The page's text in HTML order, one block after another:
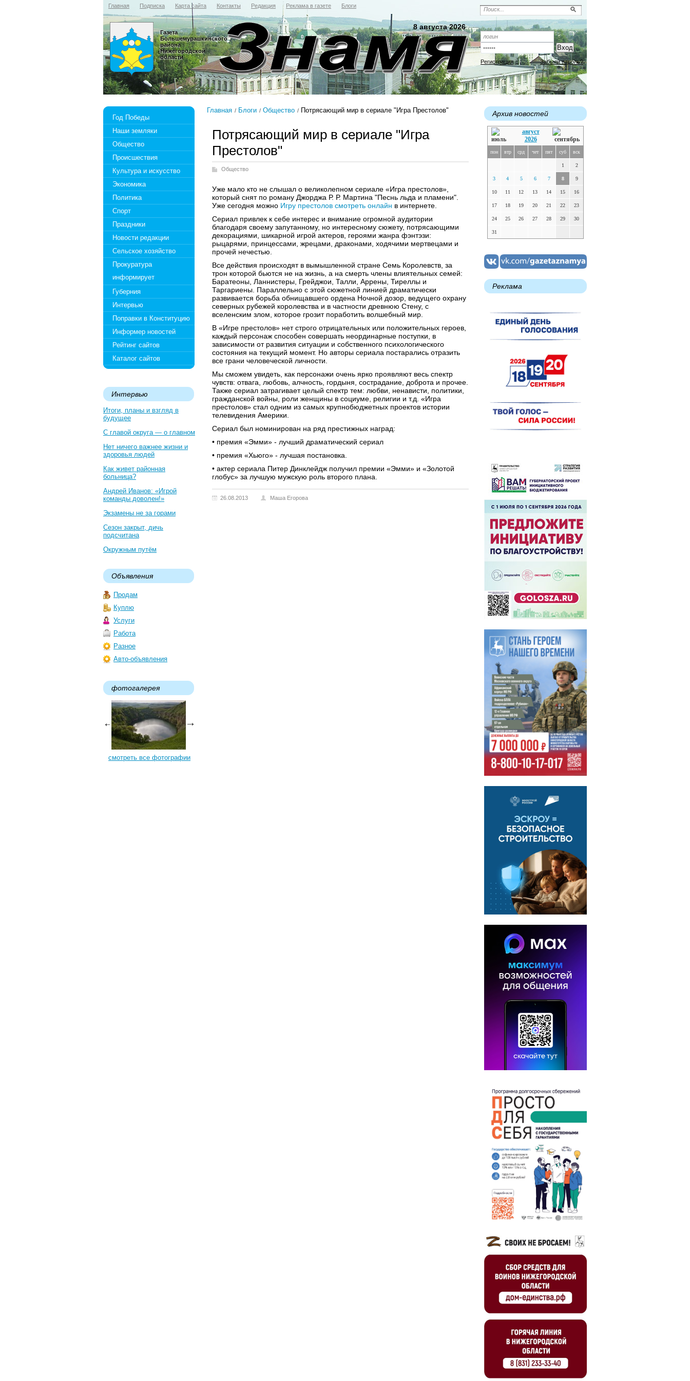
Главная Подписка Карта сайта Контакты Редакция Реклама в газете Блоги
Регистрация Забыли пароль?
8 августа 2026
Газета
Большемурашкинского
района
Нижегородской
области
Год Победы
Наши земляки
Общество
Происшествия
Культура и искусство
Экономика
Политика
Спорт
Праздники
Новости редакции
Сельское хозяйство
Прокуратура
информирует
Губерния
Интервью
Поправки в Конституцию
Информер новостей
Рейтинг сайтов
Каталог сайтов
Интервью
Итоги, планы и взгляд в
будущее
С главой округа — о главном
Нет ничего важнее жизни и
здоровья людей
Как живет районная
больница?
Андрей Иванов: «Игрой
команды доволен!»
Экзамены не за горами
Сезон закрыт, дичь
подсчитана
Окружным путём
Объявления
Продам
Куплю
Услуги
Работа
Разное
Авто-объявления
фотогалерея
смотреть все фотографии
Главная Блоги Общество Потрясающий мир в сериале "Игра Престолов"
Потрясающий мир в сериале "Игра
Престолов"
Общество
Уже мало кто не слышал о великолепном сериале «Игра престолов»,
который снят по роману Джорджа Р. Р. Мартина "Песнь льда и пламени".
Уже сегодня можно Игру престолов смотреть онлайн в интернете.
Сериал привлек к себе интерес и внимание огромной аудитории
благодаря своему запутанному, но интересному сюжету, потрясающими
декорациями, шикарной игрой актеров, героями жанра фэнтэзи:
рыцарями, принцессами, жрецами, драконами, ходячими мертвецами и
прочей нечестью.
Все действия происходят в вымышленной стране Семь Королевств, за
трон которой бьются не на жизнь, а на смерть члены влиятельных семей:
Баратеоны, Ланнистеры, Грейджои, Талли, Аррены, Тиреллы и
Таргариены. Параллельно с этой сюжетной линией драматически
развивается борьба обнищавшего ордена Ночной дозор, ведущего охрану
северных рубежей королевства и в частности древнюю Стену, с
вселенским злом, которое грозит поработить волшебный мир.
В «Игре престолов» нет строго отрицательных или положительных героев,
каждый персонаж способен совершать неординарные поступки, в
зависимости от развития ситуации и собственного психологического
состояния на текущий момент. Но авторы сериала постарались отразить
все грани человеческой личности.
Мы сможем увидеть, как персонажи очень ярко проявляют весь спектр
чувств: отвага, любовь, алчность, гордыня, сострадание, доброта и прочее.
Также сериал затрагивает целый спектр тем: любви, ненависти, политики,
гражданской войны, роли женщины в социуме, религии и т.д. «Игра
престолов» стал одним из самых крупнобюджетных проектов истории
телевидения Америки.
Сериал был номинирован на ряд престижных наград:
• премия «Эмми» - лучший драматический сериал
• премия «Хьюго» - лучшая постановка.
• актер сериала Питер Динклейдж получил премии «Эмми» и «Золотой
глобус» за лучшую мужскую роль второго плана.
26.08.2013 Маша Егорова
Архив новостей
август
2026
пон втр срд чет пят суб вск
1 2
3 4 5 6 7 8 9
10 11 12 13 14 15 16
17 18 19 20 21 22 23
24 25 26 27 28 29 30
31
Реклама